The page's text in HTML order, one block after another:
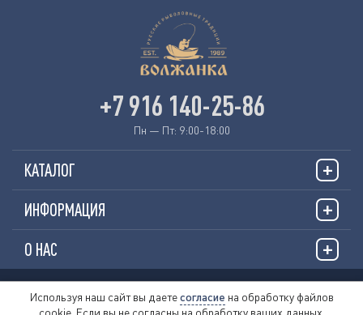
КАТАЛОГ
ИНФОРМАЦИЯ
О НАС
+7 916 140-25-86
Пн — Пт: 9:00-18:00
Используя наш сайт вы даетесогласие на обработку файлов
cookie. Если вы не согласны на обработку ваших данных,